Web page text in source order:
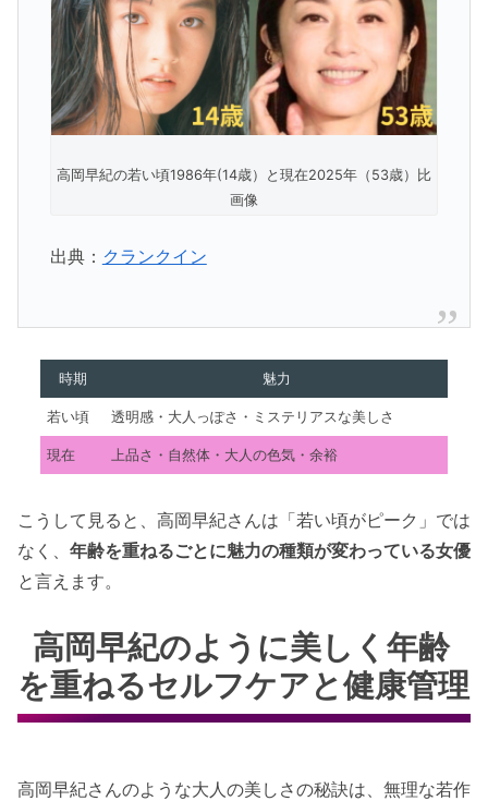
高岡早紀の若い頃1986年(14歳）と現在2025年（53歳）比
画像
出典： クランクイン
時期 魅力
若い頃 透明感・大人っぽさ・ミステリアスな美しさ
現在 上品さ・自然体・大人の色気・余裕
こうして見ると、高岡早紀さんは「若い頃がピーク」では
なく、 年齢を重ねるごとに魅力の種類が変わっている女優
と言えます。
高岡早紀のように美しく年齢
を重ねるセルフケアと健康管理
高岡早紀さんのような大人の美しさの秘訣は、無理な若作